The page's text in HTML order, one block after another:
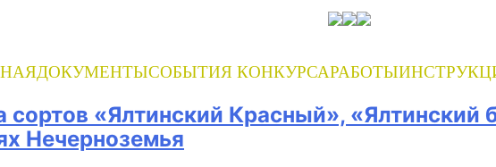
ДОКУМЕНТЫСОБЫТИЯ КОНКУРСАРАБОТЫ
«Ялтинский Красный», «Ялтинский
Нечерноземья